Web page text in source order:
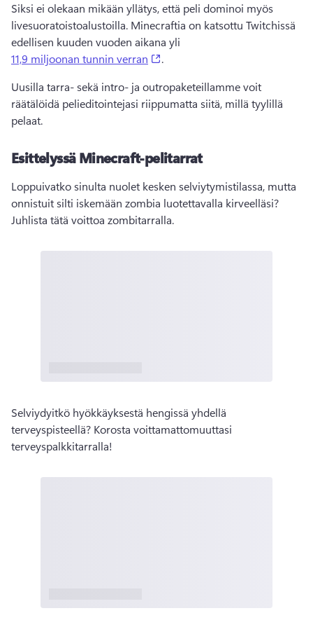
Siksi ei olekaan mikään yllätys, että peli dominoi myös
livesuoratoistoalustoilla. Minecraftia on katsottu Twitchissä
edellisen kuuden vuoden aikana yli
11,9 miljoonan tunnin verran
.
Uusilla tarra- sekä intro- ja outropaketeillamme voit
räätälöidä pelieditointejasi riippumatta siitä, millä tyylillä
pelaat.
Esittelyssä Minecraft-pelitarrat
Loppuivatko sinulta nuolet kesken selviytymistilassa, mutta
onnistuit silti iskemään zombia luotettavalla kirveelläsi?
Juhlista tätä voittoa zombitarralla.
Selviydyitkö hyökkäyksestä hengissä yhdellä
terveyspisteellä? Korosta voittamattomuuttasi
terveyspalkkitarralla!